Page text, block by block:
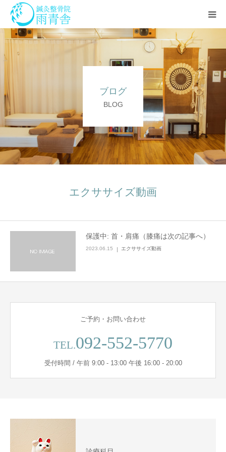
ブログ
BLOG
エクササイズ動画
保護中: 首・肩痛（膝痛は次の記事へ）
2023.06.15 エクササイズ動画
ご予約・お問い合わせ
TEL.092-552-5770
受付時間 / 午前 9:00 - 13:00 午後 16:00 - 20:00
治療の流れ
セミナー
スタッフ